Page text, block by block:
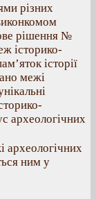
різних
рішення №
історико-
історії
межі
археологічних
археологічних
ним у